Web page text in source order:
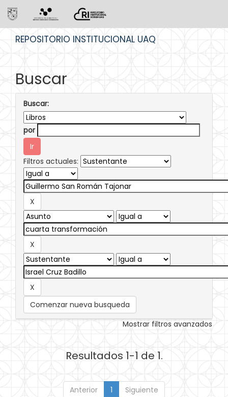
REPOSITORIO INSTITUCIONAL UAQ
Buscar
Buscar:
por
Filtros actuales:
Comenzar nueva busqueda
Mostrar filtros avanzados
Resultados 1-1 de 1.
Anterior 1 Siguiente